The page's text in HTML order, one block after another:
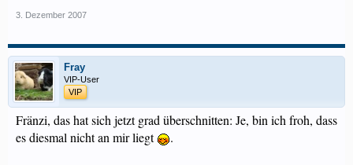
3. Dezember 2007
Fray
VIP-User
VIP
Fränzi, das hat sich jetzt grad überschnitten: Je, bin ich froh, dass
es diesmal nicht an mir liegt
.